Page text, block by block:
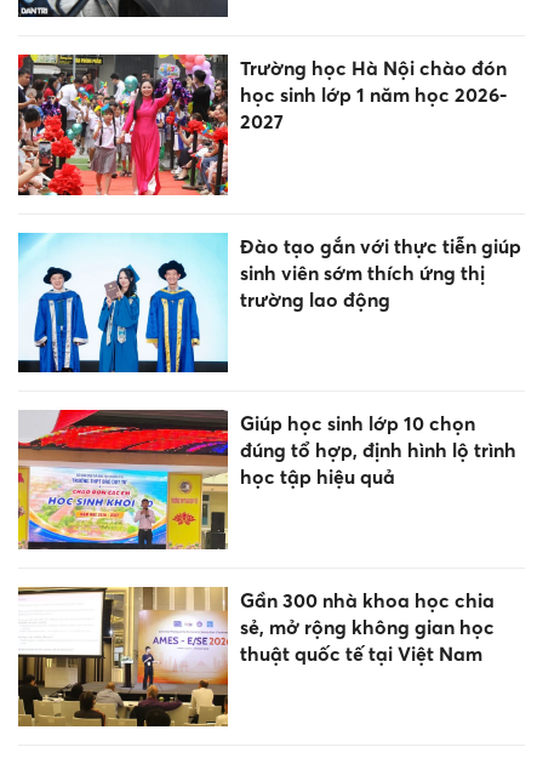
Trường học Hà Nội chào đón
học sinh lớp 1 năm học 2026-
2027
Đào tạo gắn với thực tiễn giúp
sinh viên sớm thích ứng thị
trường lao động
Giúp học sinh lớp 10 chọn
đúng tổ hợp, định hình lộ trình
học tập hiệu quả
Gần 300 nhà khoa học chia
sẻ, mở rộng không gian học
thuật quốc tế tại Việt Nam